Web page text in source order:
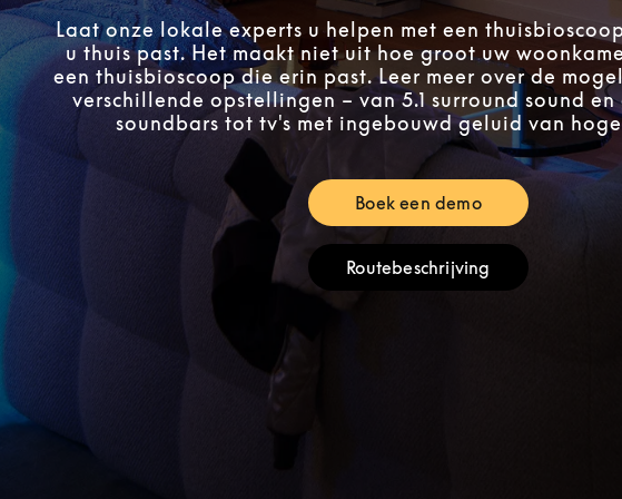
Laat onze lokale experts u helpen met een
u thuis past. Het maakt niet uit hoe groot uw
een thuisbioscoop die erin past. Leer meer over de
verschillende opstellingen – van 5.1 surround sound
soundbars tot tv's met ingebouwd geluid van
Boek een demoLink Opens in New Tab
RoutebeschrijvingLink Opens in New Tab